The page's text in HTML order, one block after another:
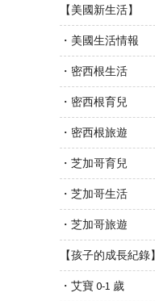
【美國新生活】
・美國生活情報
・密西根生活
・密西根育兒
・密西根旅遊
・芝加哥育兒
・芝加哥生活
・芝加哥旅遊
【孩子的成長紀錄】
・艾寶 0-1 歲